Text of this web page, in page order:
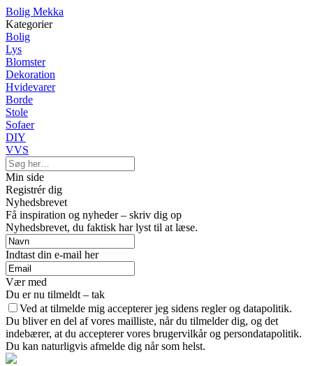
Bolig Mekka
Kategorier
Bolig
Lys
Blomster
Dekoration
Hvidevarer
Borde
Stole
Sofaer
DIY
VVS
Min side
Registrér dig
Nyhedsbrevet
Få inspiration og nyheder – skriv dig op
Nyhedsbrevet, du faktisk har lyst til at læse.
Indtast din e-mail her
Vær med
Du er nu tilmeldt – tak
Ved at tilmelde mig accepterer jeg sidens regler og datapolitik.
Du bliver en del af vores mailliste, når du tilmelder dig, og det
indebærer, at du accepterer vores brugervilkår og persondatapolitik.
Du kan naturligvis afmelde dig når som helst.